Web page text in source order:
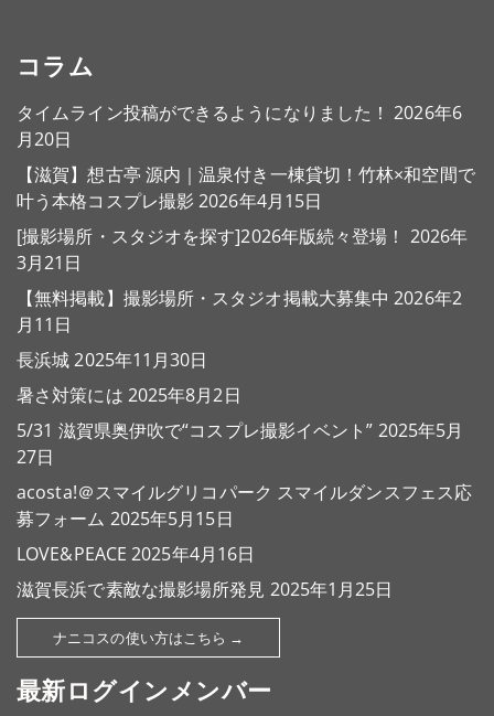
コラム
タイムライン投稿ができるようになりました！ 2026年6
月20日
【滋賀】想古亭 源内｜温泉付き一棟貸切！竹林×和空間で
叶う本格コスプレ撮影 2026年4月15日
[撮影場所・スタジオを探す]2026年版続々登場！ 2026年
3月21日
【無料掲載】撮影場所・スタジオ掲載大募集中 2026年2
月11日
長浜城 2025年11月30日
暑さ対策には 2025年8月2日
5/31 滋賀県奥伊吹で“コスプレ撮影イベント” 2025年5月
27日
acosta!＠スマイルグリコパーク スマイルダンスフェス応
募フォーム 2025年5月15日
LOVE&PEACE 2025年4月16日
滋賀長浜で素敵な撮影場所発見 2025年1月25日
ナニコスの使い方はこちら →
最新ログインメンバー